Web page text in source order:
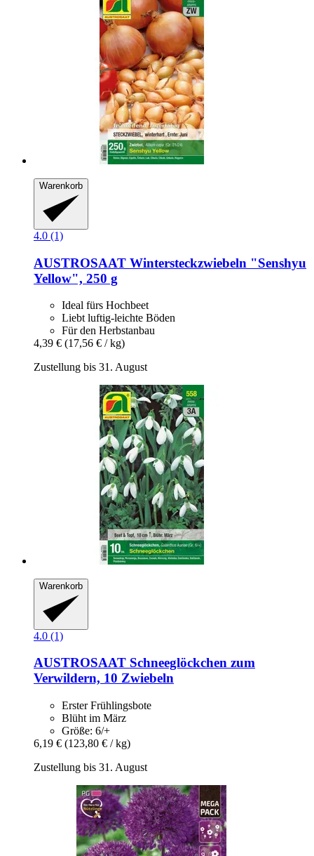
Warenkorb
4.0 (1)
AUSTROSAAT Wintersteckzwiebeln "Senshyu
Yellow", 250 g
Ideal fürs Hochbeet
Liebt luftig-leichte Böden
Für den Herbstanbau
4,39 € (17,56 € / kg)
Zustellung bis 31. August
Warenkorb
4.0 (1)
AUSTROSAAT Schneeglöckchen zum
Verwildern, 10 Zwiebeln
Erster Frühlingsbote
Blüht im März
Größe: 6/+
6,19 € (123,80 € / kg)
Zustellung bis 31. August